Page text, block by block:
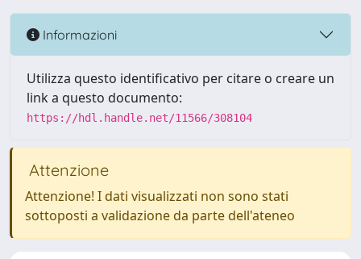
Informazioni
Utilizza questo identificativo per citare o creare un
link a questo documento:
https://hdl.handle.net/11566/308104
Attenzione
Attenzione! I dati visualizzati non sono stati
sottoposti a validazione da parte dell'ateneo